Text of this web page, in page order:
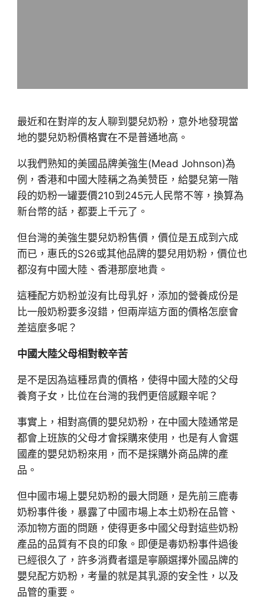
最近和在對岸的友人聊到嬰兒奶粉，意外地發現當
地的嬰兒奶粉價格實在不是普通地高。
以我們熟知的美國品牌美強生(Mead Johnson)為
例，香港和中國大陸稱之為美赞臣，給嬰兒第一階
段的奶粉一罐要價210到245元人民幣不等，換算為
新台幣的話，都要上千元了。
但台灣的美強生嬰兒奶粉售價，價位是五成到六成
而已，惠氏的S26或其他品牌的嬰兒用奶粉，價位也
都沒有中國大陸、香港那麼地貴。
這種配方奶粉並沒有比母乳好，添加的營養成份是
比一般奶粉要多沒錯，但兩岸這方面的價格怎麼會
差這麼多呢？
中國大陸父母相對較辛苦
是不是因為這種昂貴的價格，使得中國大陸的父母
養育子女，比位在台灣的我們更倍感艱辛呢？
事實上，相對高價的嬰兒奶粉，在中國大陸通常是
都會上班族的父母才會採購來使用，也是有人會選
國產的嬰兒奶粉來用，而不是採購外商品牌的產
品。
但中國市場上嬰兒奶粉的最大問題，是先前三鹿毒
奶粉事件後，暴露了中國市場上本土奶粉在品管、
添加物方面的問題，使得更多中國父母對這些奶粉
產品的品質有不良的印象。即便是毒奶粉事件過後
已經很久了，許多消費者還是寧願選擇外國品牌的
嬰兒配方奶粉，考量的就是其乳源的安全性，以及
品管的重要。